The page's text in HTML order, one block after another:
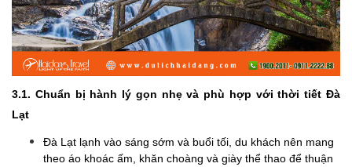
3.1. Chuẩn bị hành lý gọn nhẹ và phù hợp với thời tiết Đà
Lạt
Đà Lạt lạnh vào sáng sớm và buổi tối, du khách nên mang
theo áo khoác ấm, khăn choàng và giày thể thao để thuận